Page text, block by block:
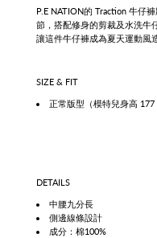
P.E NATION的 Traction 牛仔
節，搭配修身的剪裁及水洗牛
讓這件牛仔褲成為夏天運動風
SIZE & FIT
正常版型（模特兒身高 177
DETAILS
中腰九分長
側邊線條設計
成分：棉100%